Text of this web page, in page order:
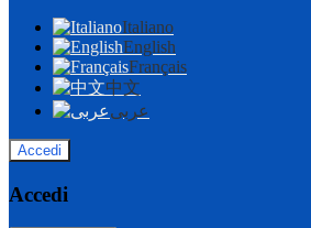
Italiano
English
Français
中文
عربى
Accedi
Accedi